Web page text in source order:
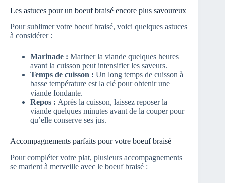
Les astuces pour un boeuf braisé encore plus savoureux
Pour sublimer votre boeuf braisé, voici quelques astuces
à considérer :
Marinade : Mariner la viande quelques heures
avant la cuisson peut intensifier les saveurs.
Temps de cuisson : Un long temps de cuisson à
basse température est la clé pour obtenir une
viande fondante.
Repos : Après la cuisson, laissez reposer la
viande quelques minutes avant de la couper pour
qu’elle conserve ses jus.
Accompagnements parfaits pour votre boeuf braisé
Pour compléter votre plat, plusieurs accompagnements
se marient à merveille avec le boeuf braisé :